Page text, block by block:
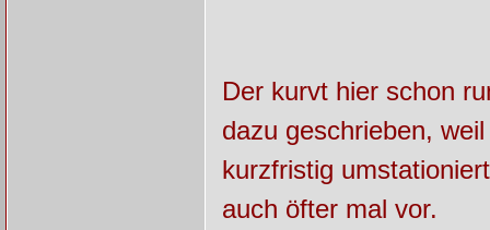
Der kurvt hier schon
dazu geschrieben,
kurzfristig
auch öfter mal vor.